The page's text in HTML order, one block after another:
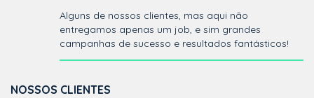
Alguns de nossos clientes, mas aqui não
entregamos apenas um job, e sim grandes
campanhas de sucesso e resultados fantásticos!
NOSSOS CLIENTES